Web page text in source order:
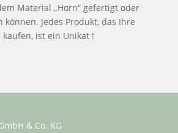
Material „Horn“ gefertigt oder
Jedes Produkt, das Ihre
ist ein Unikat !
& Co. KG